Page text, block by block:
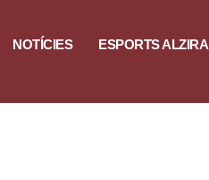
NOTÍCIES ESPORTS ALZIRA